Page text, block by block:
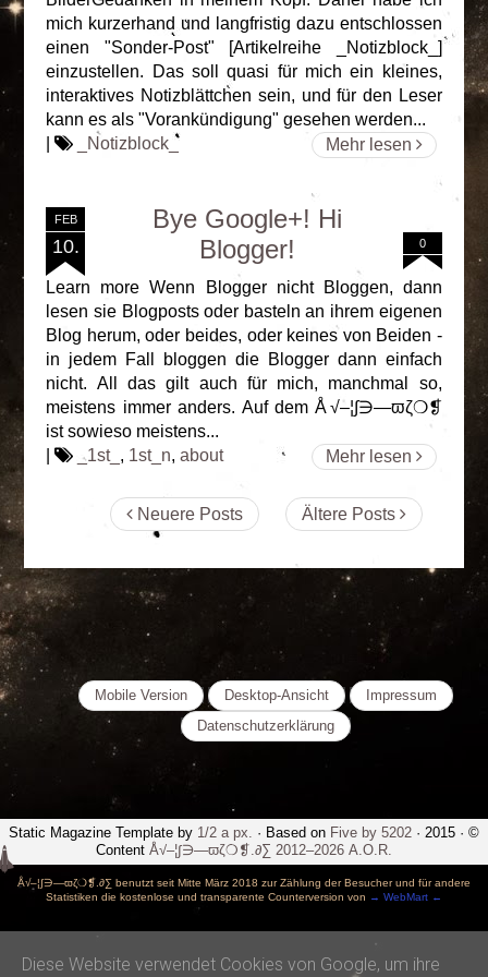
mich kurzerhand und langfristig dazu entschlossen
einen "Sonder-Post" [Artikelreihe _Notizblock_]
einzustellen. Das soll quasi für mich ein kleines,
interaktives Notizblättchen sein, und für den Leser
kann es als "Vorankündigung" gesehen werden...
Mehr lesen
| _Notizblock_
FEB
10.
Bye Google+! Hi
Blogger!
0
Learn more Wenn Blogger nicht Bloggen, dann
lesen sie Blogposts oder basteln an ihrem eigenen
Blog herum, oder beides, oder keines von Beiden -
in jedem Fall bloggen die Blogger dann einfach
nicht. All das gilt auch für mich, manchmal so,
meistens immer anders. Auf dem Å√–¦∫∋—ϖζ❍❡
ist sowieso meistens...
Mehr lesen
| _1st_ , 1st_n,about
Neuere Posts Ältere Posts
Mobile Version Desktop-Ansicht
Impressum
Datenschutzerklärung
Static Magazine Template by 1/2 a px. · Based on Five by 5202 · 2015 · ©
Content Å√–¦∫∋—ϖζ❍❡.∂∑ 2012–2026 A.O.R.
Å√–¦∫∋—ϖζ❍❡.∂∑ benutzt seit Mitte März 2018 zur Zählung der Besucher und für andere
Statistiken die kostenlose und transparente Counterversion von → WebMart ←
Diese Website verwendet Cookies von Google, um ihre